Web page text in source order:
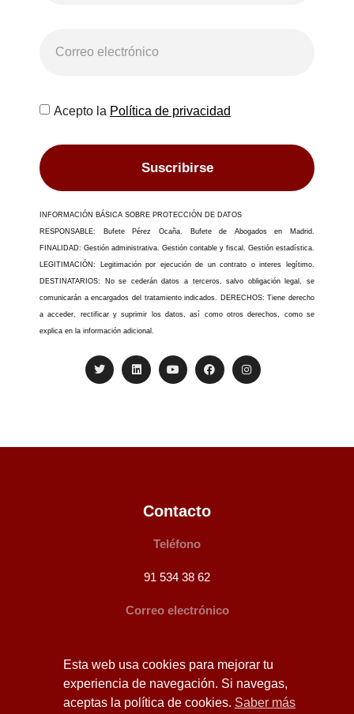
Acepto la Política de privacidad
Suscribirse
INFORMACIÓN BÁSICA SOBRE PROTECCIÓN DE DATOS
RESPONSABLE: Bufete Pérez Ocaña. Bufete de Abogados en Madrid.
FINALIDAD: Gestión administrativa. Gestión contable y fiscal. Gestión estadística.
LEGITIMACIÓN: Legitimación por ejecución de un contrato o interes legítimo.
DESTINATARIOS: No se cederán datos a terceros, salvo obligación legal, se
comunicarán a encargados del tratamiento indicados. DERECHOS: Tiene derecho
a acceder, rectificar y suprimir los datos, así como otros derechos, como se
explica en la información adicional.
Contacto
Teléfono
91 534 38 62
Correo electrónico
Dirección
Cea Bermúdez 6 – 2º Dcha
Esta web usa cookies para mejorar tu
experiencia de navegación. Si navegas,
aceptas la política de cookies. Saber más